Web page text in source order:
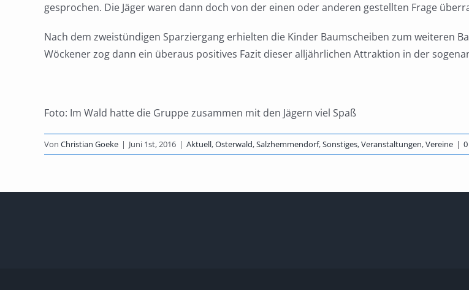
gesprochen. Die Jäger waren dann doch von der einen oder anderen gestellten Frage
Nach dem zweistündigen Sparziergang erhielten die Kinder Baumscheiben zum weiteren
Wöckener zog dann ein überaus positives Fazit dieser alljährlichen Attraktion in der
Foto: Im Wald hatte die Gruppe zusammen mit den Jägern viel Spaß
Von Christian Goeke | Juni 1st, 2016 | Aktuell,Osterwald,Salzhemmendorf,Sonstiges,Veranstaltungen,Vereine |